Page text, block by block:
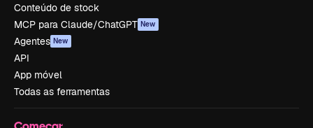
Conteúdo de stock
MCP para Claude/ChatGPT New
Agentes New
API
App móvel
Todas as ferramentas